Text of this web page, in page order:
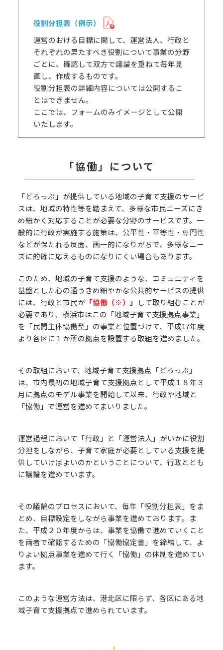
役割分担表（例示）
運営のおける目標に関して、運営法人、行政と
それぞれの果たすべき役割について事業の分野
ごとに、確認して双方で議論を重ねて毎年見
直し、作成するものです。
役割分担表の詳細内容については公開するこ
とはできません。
ここでは、フォームのみイメージとして公開
いたします。
「協働」について
「どろっぷ」が提供している地域の子育て支援のサービ
スは、地域の特性等を踏まえて、多様な市民ニーズにき
め細かく対応することが必要な分野のサービスです。一
般的に行政が実施する施策は、公平性・平等性・専門性
などが保たれる反面、画一的になりがちで、多様なニー
ズに的確に応えるものになりにくい場合もあります。
このため、地域の子育て支援のような、コミュニティを
基盤とした心の通うきめ細やかな公共的サービスの提供
には、行政と市民が 「協働（※）」
して取り組むことが
必要であり、横浜市はこの「地域子育て支援拠点事業」
を「民間主体協働型」の事業と位置づけて、平成17年度
より各区に１か所の拠点を設置する取組を進めました。
その取組において、地域子育て支援拠点「どろっぷ」
は、市内最初の地域子育て支援拠点として平成１８年３
月に拠点のモデル事業を開始して以来、行政や地域と
「協働」で運営を進めてまいりました。
運営過程において「行政」と「運営法人」がいかに役割
分担をしながら、子育て家庭が必要としている支援を提
供していけばよいのかということについて、行政ととも
に議論を進めています。
その議論のプロセスにおいて、毎年「役割分担表」をま
とめ、目標設定をしながら事業を進めております。ま
た、平成２０年度からは、事業を協働で進めていくこと
を両者で確認するための「協働協定書」を締結して、よ
りよい拠点事業を進めて行く「協働」の体制を進めてい
ます。
このような運営方法は、港北区に限らず、各区にある地
域子育て支援拠点で進められています。